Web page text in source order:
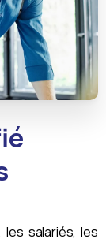
les salariés, les